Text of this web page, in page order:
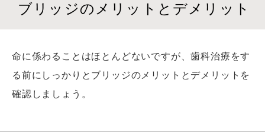
ブリッジのメリットとデメリット
命に係わることはほとんどないですが、歯科治療をす
る前にしっかりとブリッジのメリットとデメリットを
確認しましょう。